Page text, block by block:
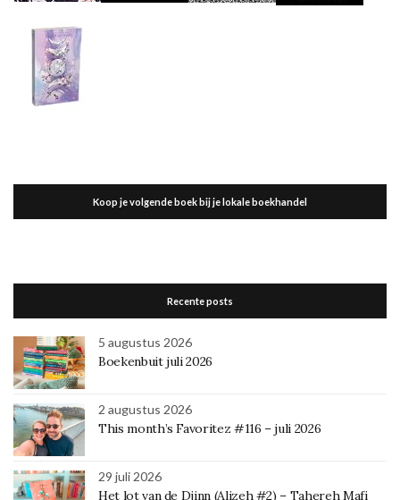
Koop je volgende boek bij je lokale boekhandel
Recente posts
5 augustus 2026
Boekenbuit juli 2026
2 augustus 2026
This month’s Favoritez #116 – juli 2026
29 juli 2026
Het lot van de Djinn (Alizeh #2) – Tahereh Mafi